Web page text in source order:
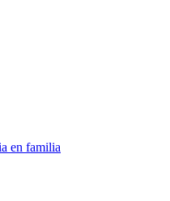
en familia